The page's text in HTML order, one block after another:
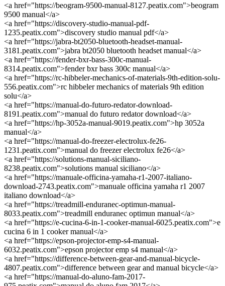
<a href="https://beogram-9500-manual-8127.peatix.com">beogram
9500 manual</a>
<a href="https://discovery-studio-manual-pdf-
1235.peatix.com">discovery studio manual pdf</a>
<a href="https://jabra-bt2050-bluetooth-headset-manual-
3181.peatix.com">jabra bt2050 bluetooth headset manual</a>
<a href="https://fender-bxr-bass-300c-manual-
8314.peatix.com">fender bxr bass 300c manual</a>
<a href="https://rc-hibbeler-mechanics-of-materials-9th-edition-solu-
556.peatix.com">rc hibbeler mechanics of materials 9th edition
solu</a>
<a href="https://manual-do-futuro-redator-download-
8191.peatix.com">manual do futuro redator download</a>
<a href="https://hp-3052a-manual-9019.peatix.com">hp 3052a
manual</a>
<a href="https://manual-do-freezer-electrolux-fe26-
1231.peatix.com">manual do freezer electrolux fe26</a>
<a href="https://solutions-manual-siciliano-
8238.peatix.com">solutions manual siciliano</a>
<a href="https://manuale-officina-yamaha-r1-2007-italiano-
download-2743.peatix.com">manuale officina yamaha r1 2007
italiano download</a>
<a href="https://treadmill-enduranec-optimun-manual-
8033.peatix.com">treadmill enduranec optimun manual</a>
<a href="https://e-cucina-6-in-1-cooker-manual-6025.peatix.com">e
cucina 6 in 1 cooker manual</a>
<a href="https://epson-projector-emp-s4-manual-
6032.peatix.com">epson projector emp s4 manual</a>
<a href="https://difference-between-gear-and-manual-bicycle-
4807.peatix.com">difference between gear and manual bicycle</a>
<a href="https://manual-do-aluno-fam-2017-